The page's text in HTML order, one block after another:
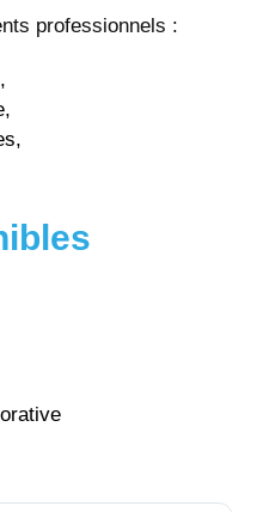
professionnels :